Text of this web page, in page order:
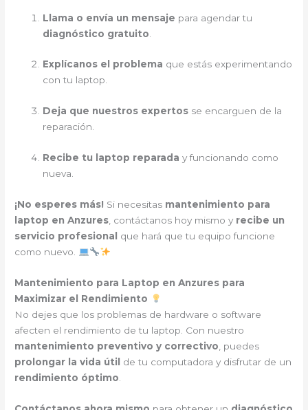
Llama o envía un mensaje para agendar tu
diagnóstico gratuito
Explícanos el problema que estás experimentando
con tu laptop.
Deja que nuestros expertos se encarguen de la
reparación.
Recibe tu laptop reparada y funcionando como
nueva.
¡No esperes más! Si necesitas mantenimiento para
laptop en Anzures , contáctanos hoy mismo y recibe un
servicio profesional
que hará que tu equipo funcione
como nuevo.
Mantenimiento para Laptop en Anzures para
Maximizar el Rendimiento
No dejes que los problemas de hardware o software
afecten el rendimiento de tu laptop. Con nuestro
mantenimiento preventivo y correctivo , puedes
prolongar la vida útil
de tu computadora y disfrutar de un
rendimiento óptimo